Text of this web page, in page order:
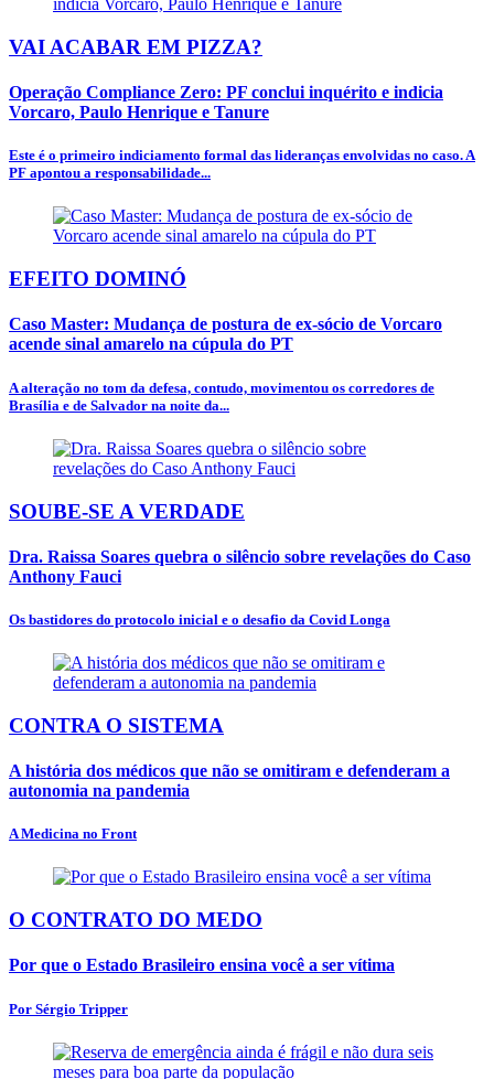
VAI ACABAR EM PIZZA?
Operação Compliance Zero: PF conclui inquérito e indicia
Vorcaro, Paulo Henrique e Tanure
Este é o primeiro indiciamento formal das lideranças envolvidas no caso. A
PF apontou a responsabilidade...
EFEITO DOMINÓ
Caso Master: Mudança de postura de ex-sócio de Vorcaro
acende sinal amarelo na cúpula do PT
A alteração no tom da defesa, contudo, movimentou os corredores de
Brasília e de Salvador na noite da...
SOUBE-SE A VERDADE
Dra. Raissa Soares quebra o silêncio sobre revelações do Caso
Anthony Fauci
Os bastidores do protocolo inicial e o desafio da Covid Longa
CONTRA O SISTEMA
A história dos médicos que não se omitiram e defenderam a
autonomia na pandemia
A Medicina no Front
O CONTRATO DO MEDO
Por que o Estado Brasileiro ensina você a ser vítima
Por Sérgio Tripper